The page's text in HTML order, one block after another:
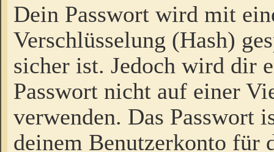
Dein Passwort wird mit
Verschlüsselung (Hash)
sicher ist. Jedoch wird dir
Passwort nicht auf einer
verwenden. Das Passwort
deinem Benutzerkonto für